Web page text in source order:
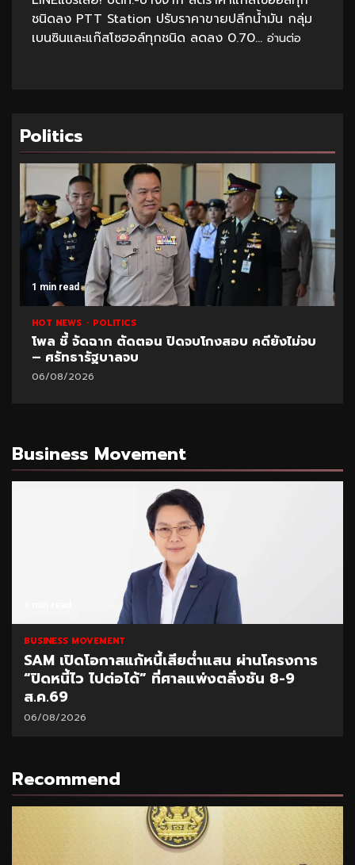
ชนิดลง PTT Station ปรับราคาขายปลีกน้ำมัน กลุ่ม
เบนซินและแก๊สโซฮอล์ทุกชนิด ลดลง 0.70... อ่านต่อ
Politics
1 min read
HOT NEWS POLITICS
โพล ชี้ จัดฉาก ตัดตอน ปิดจบโกงสอบ คดียังไม่จบ
– ศรัทธารัฐบาลจบ
06/08/2026
Business Movement
BUSINESS MOVEMENT
SAM เปิดโอกาสแก้หนี้เสียต่ำแสน ผ่านโครงการ
“ปิดหนี้ไว ไปต่อได้” ที่ศาลแพ่งตลิ่งชัน 8-9
ส.ค.69
06/08/2026
Recommend